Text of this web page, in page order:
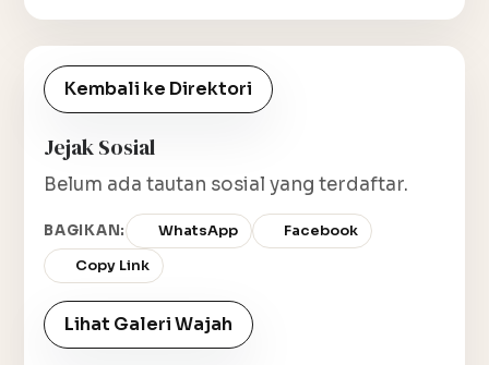
Kembali ke Direktori
Jejak Sosial
Belum ada tautan sosial yang terdaftar.
BAGIKAN: WhatsApp
Facebook
Copy Link
Lihat Galeri Wajah